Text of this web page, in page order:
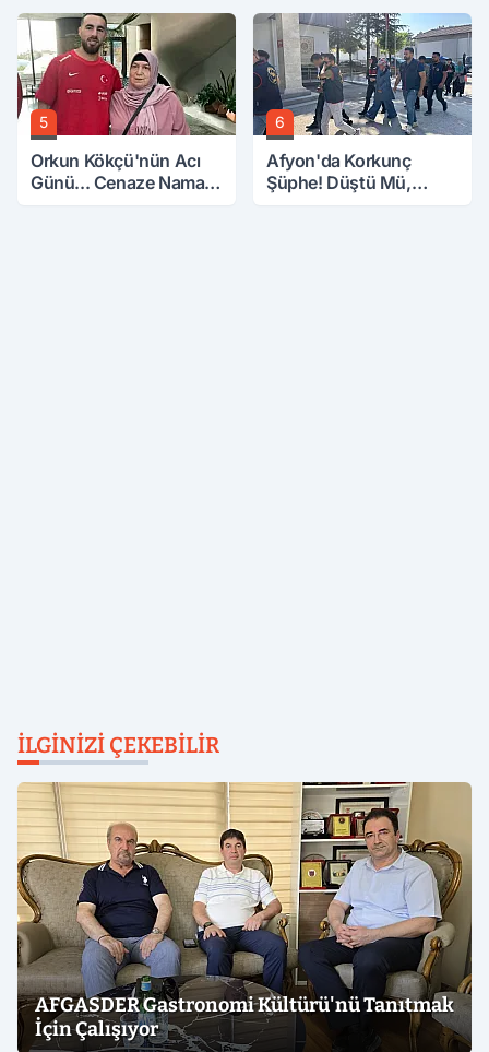
5
Orkun Kökçü'nün Acı
Günü... Cenaze Namazı
6
Afyon'da Korkunç
Şüphe! Düştü Mü,
İLGINIZI ÇEKEBILIR
AFGASDER Gastronomi Kültürü'nü Tanıtmak
İçin Çalışıyor